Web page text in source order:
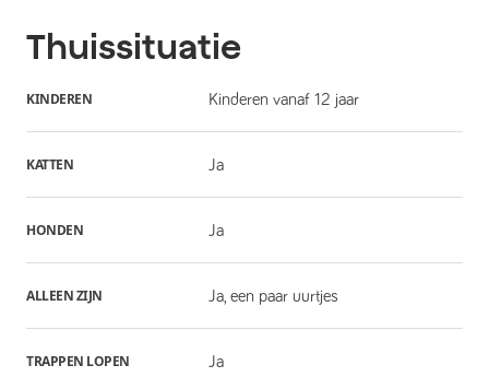
Thuissituatie
KINDEREN Kinderen vanaf 12 jaar
KATTEN Ja
HONDEN Ja
ALLEEN ZIJN Ja, een paar uurtjes
TRAPPEN LOPEN Ja